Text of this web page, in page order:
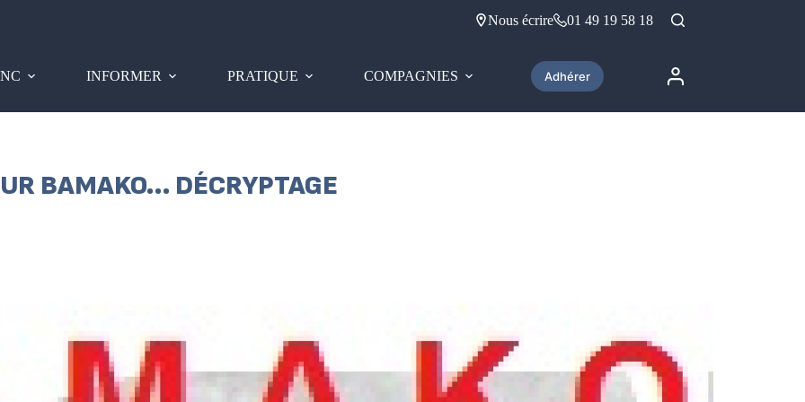
Nous écrire 01 49 19 58 18
INFORMER PRATIQUE COMPAGNIES Adhérer
BAMAKO… DÉCRYPTAGE